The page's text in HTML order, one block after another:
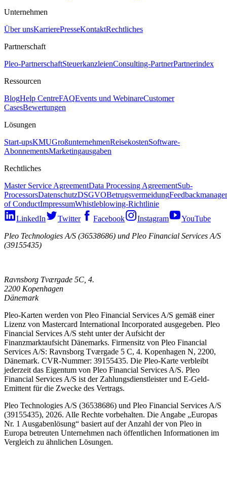
Unternehmen
Über unsKarrierePresseKontaktRechtliches
Partnerschaft
Pleo-PartnerschaftSteuerkanzleienConsulting-PartnerPartnerindex
Ressourcen
BlogHelp CentreFAQEvents und WebinareCustomer
CasesBewertungen
Lösungen
Start-upsKMUGroßunternehmenReisekostenSoftware-
AbonnementsMarketingausgaben
Rechtliches
Master Service AgreementData Processing AgreementSub-
ProcessorsDatenschutzDSGVOBetrugsvermeidung
of ConductImpressumWhistleblowing-Richtlinie
LinkedIn
Twitter Facebook Instagram
YouTube
Pleo Technologies A/S (36538686) und Pleo Financial Services A/S
(39155435)
Ravnsborg Tværgade 5C, 4.
2200 Kopenhagen
Dänemark
Pleo-Karten werden von Pleo Financial Services A/S gemäß einer
Lizenz von Mastercard International Incorporated ausgegeben. Pleo
Financial Services A/S steht unter der Aufsicht der
Finanzmarktaufsicht Dänemarks. Firmensitz von Pleo Financial
Services A/S: Ravnsborg Tværgade 5 C, 4. Kopenhagen N, 2200,
Dänemark. CVR-Nummer: 39155435. Die Pleo-Karte verbleibt
jederzeit das Eigentum von Pleo Financial Services A/S. Pleo
Financial Services A/S ist der Zahlungsdienstleister und E-Geld-
Emittent für die Zwecke des Vertrags.
Pleo Technologies A/S (36538686) und Pleo Financial Services A/S
(39155435), 2026. Alle Rechte vorbehalten. Die Angabe „Europas
Nr. 1 Ausgabenlösung“ basiert auf der Anzahl der von Pleo in
Europa betreuten Unternehmen nach öffentlichen Informationen im
Vergleich zu ähnlichen Lösungen.